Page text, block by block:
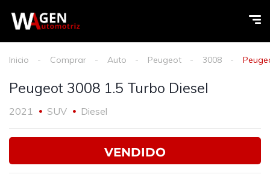
Inicio Comprar Auto Peugeot 3008
Peugeot 3008 1.5 Turbo Diesel
2021 SUV Diesel
VENDIDO